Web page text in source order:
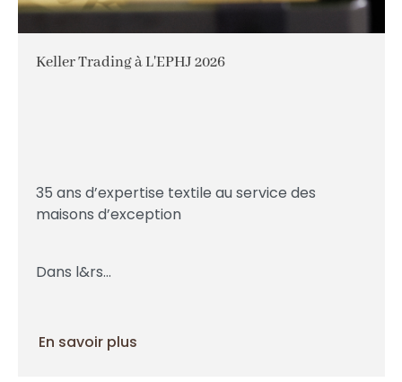
Keller Trading à L'EPHJ 2026
35 ans d’expertise textile au service des
maisons d’exception
Dans l&rs...
En savoir plus